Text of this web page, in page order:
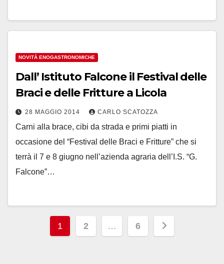
NOVITÀ ENOGASTRONOMICHE
Dall’ Istituto Falcone il Festival delle
Braci e delle Fritture a Licola
28 MAGGIO 2014 CARLO SCATOZZA
Carni alla brace, cibi da strada e primi piatti in
occasione del “Festival delle Braci e Fritture” che si
terrà il 7 e 8 giugno nell’azienda agraria dell’I.S. “G.
Falcone”…
Paginazione
1 2 … 6